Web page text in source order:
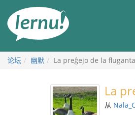
论坛 幽默 La preĝejo de la
La
从